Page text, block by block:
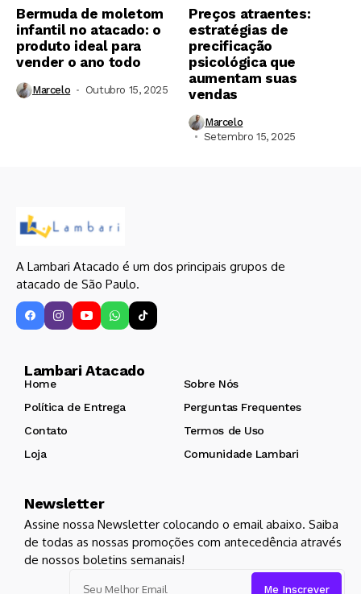
Bermuda de moletom
infantil no atacado: o
produto ideal para
vender o ano todo
Marcelo Outubro 15, 2025
Preços atraentes:
estratégias de
precificação
psicológica que
aumentam suas
vendas
Marcelo
Setembro 15, 2025
A Lambari Atacado é um dos principais grupos de
atacado de São Paulo.
Lambari Atacado
Home
Sobre Nós
Política de Entrega
Perguntas Frequentes
Contato
Termos de Uso
Loja
Comunidade Lambari
Newsletter
Assine nossa Newsletter colocando o email abaixo. Saiba
de todas as nossas promoções com antecedência através
de nossos boletins semanais!